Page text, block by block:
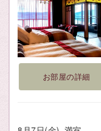
お部屋の詳細